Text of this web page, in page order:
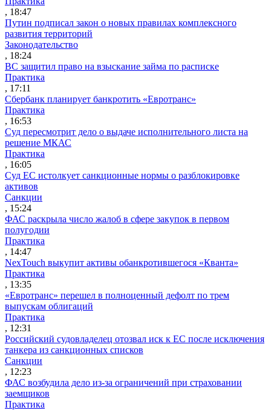
, 18:47
Путин подписал закон о новых правилах комплексного
развития территорий
Законодательство
, 18:24
ВС защитил право на взыскание займа по расписке
Практика
, 17:11
Сбербанк планирует банкротить «Евротранс»
Практика
, 16:53
Суд пересмотрит дело о выдаче исполнительного листа на
решение МКАС
Практика
, 16:05
Суд ЕС истолкует санкционные нормы о разблокировке
активов
Санкции
, 15:24
ФАС раскрыла число жалоб в сфере закупок в первом
полугодии
Практика
, 14:47
NexTouch выкупит активы обанкротившегося «Кванта»
Практика
, 13:35
«Евротранс» перешел в полноценный дефолт по трем
выпускам облигаций
Практика
, 12:31
Российский судовладелец отозвал иск к ЕС после исключения
танкера из санкционных списков
Санкции
, 12:23
ФАС возбудила дело из-за ограничений при страховании
заемщиков
Практика